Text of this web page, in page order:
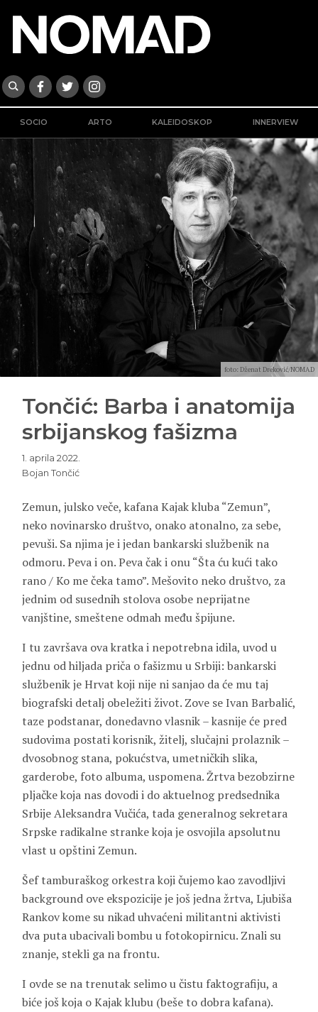
SOCIO ARTO KALEIDOSKOP INNERVIEW
foto: Dženat Dreković/NOMAD
Tončić: Barba i anatomija
srbijanskog fašizma
1. aprila 2022.
Bojan Tončić
Zemun, julsko veče, kafana Kajak kluba “Zemun”,
neko novinarsko društvo, onako atonalno, za sebe,
pevuši. Sa njima je i jedan bankarski službenik na
odmoru. Peva i on. Peva čak i onu “Šta ću kući tako
rano / Ko me čeka tamo”. Mešovito neko društvo, za
jednim od susednih stolova osobe neprijatne
vanjštine, smeštene odmah među špijune.
I tu završava ova kratka i nepotrebna idila, uvod u
jednu od hiljada priča o fašizmu u Srbiji: bankarski
službenik je Hrvat koji nije ni sanjao da će mu taj
biografski detalj obeležiti život. Zove se Ivan Barbalić,
taze podstanar, donedavno vlasnik – kasnije će pred
sudovima postati korisnik, žitelj, slučajni prolaznik –
dvosobnog stana, pokućstva, umetničkih slika,
garderobe, foto albuma, uspomena. Žrtva bezobzirne
pljačke koja nas dovodi i do aktuelnog predsednika
Srbije Aleksandra Vučića, tada generalnog sekretara
Srpske radikalne stranke koja je osvojila apsolutnu
vlast u opštini Zemun.
Šef tamburaškog orkestra koji čujemo kao zavodljivi
background ove ekspozicije je još jedna žrtva, Ljubiša
Rankov kome su nikad uhvaćeni militantni aktivisti
dva puta ubacivali bombu u fotokopirnicu. Znali su
znanje, stekli ga na frontu.
I ovde se na trenutak selimo u čistu faktografiju, a
biće još koja o Kajak klubu (beše to dobra kafana).